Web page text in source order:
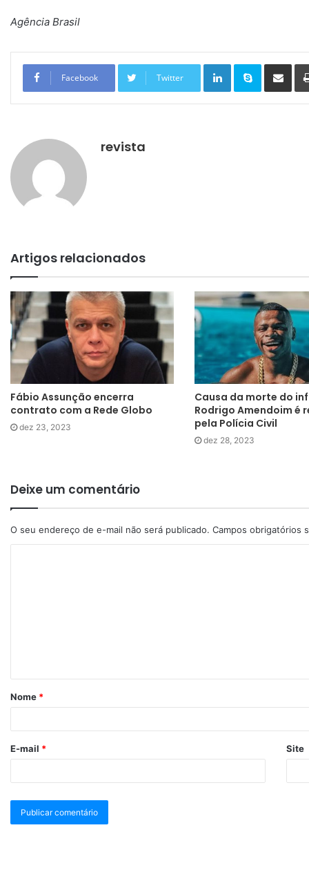
Agência Brasil
Facebook Twitter
Linkedin Skype
revista
Artigos relacionados
Fábio Assunção encerra
contrato com a Rede Globo
dez 23, 2023
Causa da morte do
Rodrigo Amendoim é
pela Polícia Civil
dez 28, 2023
Deixe um comentário
O seu endereço de e-mail não será publicado. Campos obrigatórios
Nome *
E-mail * Site